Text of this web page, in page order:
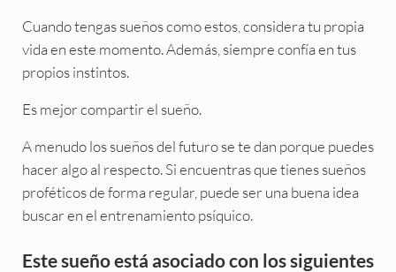
Cuando tengas sueños como estos, considera tu propia
vida en este momento. Además, siempre confía en tus
propios instintos.
Es mejor compartir el sueño.
A menudo los sueños del futuro se te dan porque puedes
hacer algo al respecto. Si encuentras que tienes sueños
proféticos de forma regular, puede ser una buena idea
buscar en el entrenamiento psíquico.
Este sueño está asociado con los siguientes